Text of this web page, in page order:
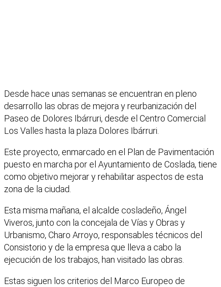
Desde hace unas semanas se encuentran en pleno
desarrollo las obras de mejora y reurbanización del
Paseo de Dolores Ibárruri, desde el Centro Comercial
Los Valles hasta la plaza Dolores Ibárruri.
Este proyecto, enmarcado en el Plan de Pavimentación
puesto en marcha por el Ayuntamiento de Coslada, tiene
como objetivo mejorar y rehabilitar aspectos de esta
zona de la ciudad.
Esta misma mañana, el alcalde cosladeño, Ángel
Viveros, junto con la concejala de Vías y Obras y
Urbanismo, Charo Arroyo, responsables técnicos del
Consistorio y de la empresa que lleva a cabo la
ejecución de los trabajos, han visitado las obras.
Estas siguen los criterios del Marco Europeo de